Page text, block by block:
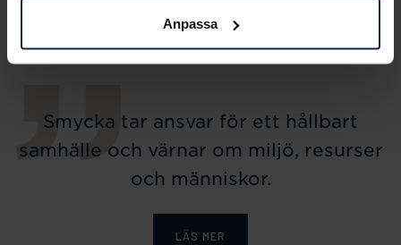
Anpassa
Pris
3 700 kr
Smycka tar ansvar för ett hållbart
samhälle och värnar om miljö, resurser
och människor.
LÄS MER